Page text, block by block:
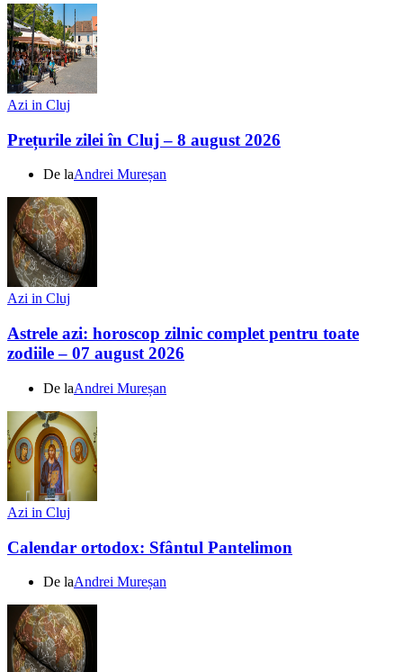
Azi in Cluj
Prețurile zilei în Cluj – 8 august 2026
De laAndrei Mureșan
Azi in Cluj
Astrele azi: horoscop zilnic complet pentru toate
zodiile – 07 august 2026
De laAndrei Mureșan
Azi in Cluj
Calendar ortodox: Sfântul Pantelimon
De laAndrei Mureșan